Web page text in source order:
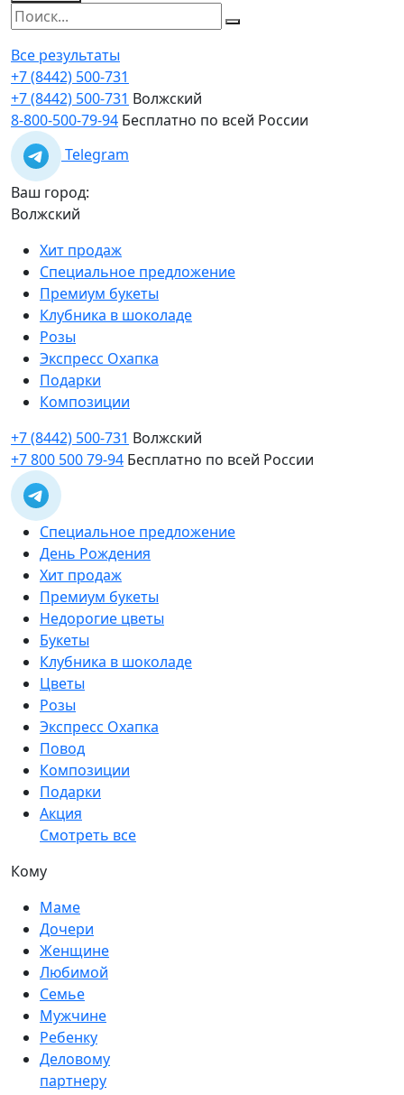
Все результаты
+7 (8442) 500-731
+7 (8442) 500-731 Волжский
8-800-500-79-94 Бесплатно по всей России
Telegram
Ваш город:
Волжский
Хит продаж
Специальное предложение
Премиум букеты
Клубника в шоколаде
Розы
Экспресс Охапка
Подарки
Композиции
+7 (8442) 500-731 Волжский
+7 800 500 79-94 Бесплатно по всей России
Специальное предложение
День Рождения
Хит продаж
Премиум букеты
Недорогие цветы
Букеты
Клубника в шоколаде
Цветы
Розы
Экспресс Охапка
Повод
Композиции
Подарки
Акция
Смотреть все
Кому
Маме
Дочери
Женщине
Любимой
Семье
Мужчине
Ребенку
Деловому
партнеру